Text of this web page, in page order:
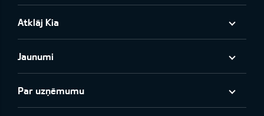
Atklāj Kia
Jaunumi
Par uzņēmumu